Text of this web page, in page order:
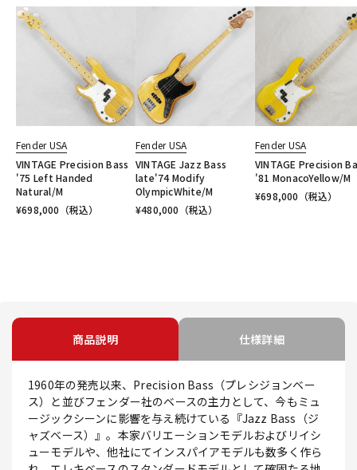
Fender USA
VINTAGE Precision Bass
'75 Left Handed
Natural/M
¥698,000 （税込）
Fender USA
VINTAGE Jazz Bass
late'74 Modify
OlympicWhite/M
¥480,000 （税込）
Fender USA
VINTAGE Precision
'81 MonacoYellow/M
¥698,000 （税込）
商品説明 仕様詳細
1960年の発売以来、Precision Bass（プレシジョンベー
ス）と並びフェンダー社のベースの主力として、今もミュ
ージックシーンに影響を与え続けている『Jazz Bass（ジ
ャズベース）』。本家バリエーションモデルおよびリイシ
ューモデルや、他社にてインスパイアモデルも数多く作ら